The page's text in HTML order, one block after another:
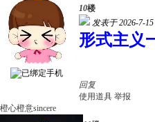
10楼
发表于 2026-7-
形式主义
回复
使用道具 举报
橙心橙意sincere